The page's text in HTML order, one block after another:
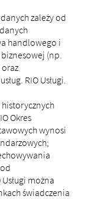
zależy od
handlowego i
(np.
RIO Usługi.
Okres
wynosi
można
świadczenia